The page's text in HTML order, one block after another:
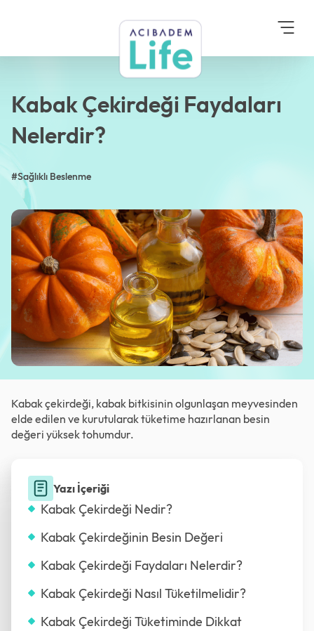
Sağlıklı Beslenme
Faydaları Nelerdir?
Kabak Çekirdeği Faydaları
Nelerdir?
#Sağlıklı Beslenme
Kabak çekirdeği, kabak bitkisinin olgunlaşan meyvesinden
elde edilen ve kurutularak tüketime hazırlanan besin
değeri yüksek tohumdur.
Yazı İçeriği
Kabak Çekirdeği Nedir?
Kabak Çekirdeğinin Besin Değeri
Kabak Çekirdeği Faydaları Nelerdir?
Kabak Çekirdeği Nasıl Tüketilmelidir?
Kabak Çekirdeği Tüketiminde Dikkat